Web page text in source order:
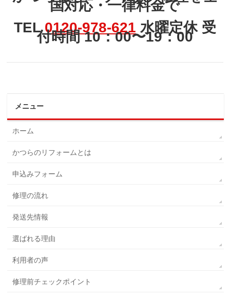
国対応・一律料金で
TEL0120-978-621 水曜定休 受
付時間 10：00〜19：00
メニュー
ホーム
かつらのリフォームとは
申込みフォーム
修理の流れ
発送先情報
選ばれる理由
利用者の声
修理前チェックポイント